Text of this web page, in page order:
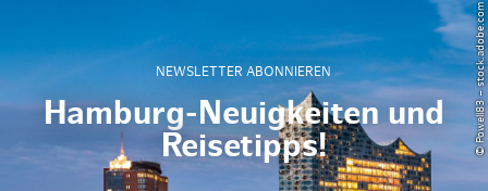
NEWSLETTER ABONNIEREN
Hamburg-Neuigkeiten und
Reisetipps!
© Powell83 – stock.adobe.com